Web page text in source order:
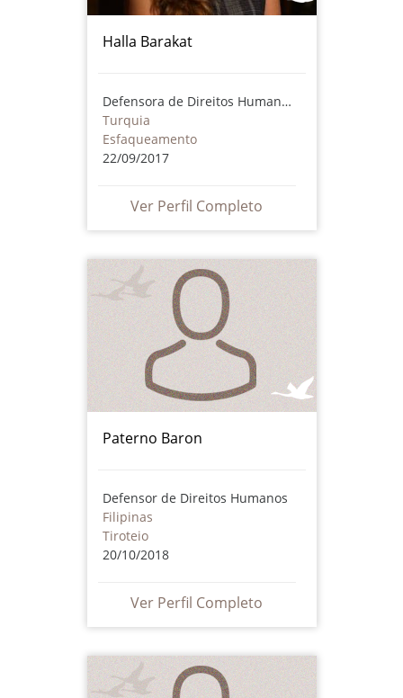
Halla Barakat
Defensora de Direitos Humanos
Turquia
Esfaqueamento
22/09/2017
Ver Perfil Completo
Paterno Baron
Defensor de Direitos Humanos
Filipinas
Tiroteio
20/10/2018
Ver Perfil Completo